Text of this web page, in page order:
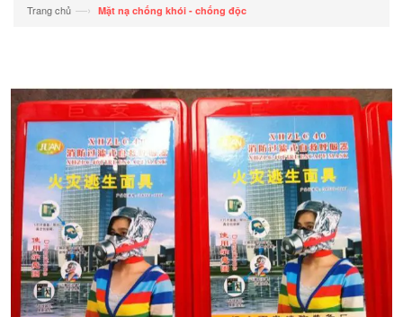
Trang chủ —› Mặt nạ chống khói - chống độc